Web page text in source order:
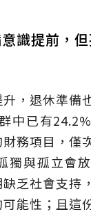
識提前，
，退休準備
中已有
務項目，僅
獨與孤立會
乏社會支持
能性；且這